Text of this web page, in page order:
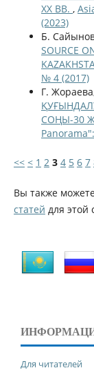
ХХ ВВ. ,
(2023)
Б.
SOURCE
№ 4 (2017)
Г.
СОҢЫ-30
<< < 1 2 3 4 5 6 7
Вы также
статей для этой
Для читателей